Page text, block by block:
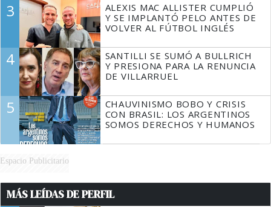
3
ALEXIS MAC ALLISTER CUMPLIÓ
Y SE IMPLANTÓ PELO ANTES DE
VOLVER AL FÚTBOL INGLÉS
4
SANTILLI SE SUMÓ A BULLRICH
Y PRESIONA PARA LA RENUNCIA
DE VILLARRUEL
5
CHAUVINISMO BOBO Y CRISIS
CON BRASIL: LOS ARGENTINOS
SOMOS DERECHOS Y HUMANOS
Espacio Publicitario
MÁS LEÍDAS DE PERFIL